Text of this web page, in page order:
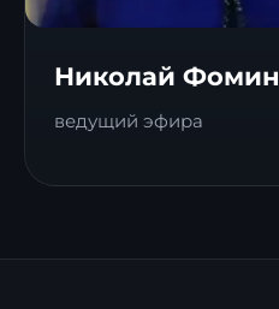
Николай Фомин
ведущий эфира